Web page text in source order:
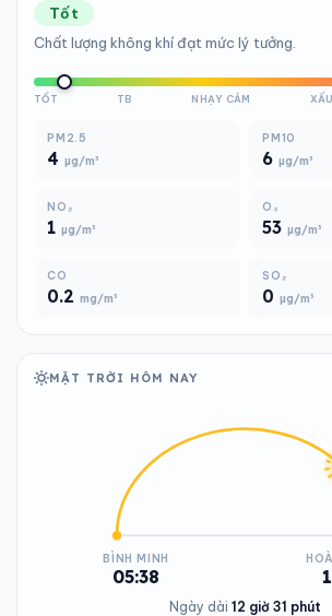
Tốt
Chất lượng không khí đạt mức lý tưởng.
TỐT TB NHẠY CẢM XẤU
PM2.5
4 µg/m³
PM10
6 µg/m³
NO₂
1 µg/m³
O₃
53 µg/m³
CO
0.2 mg/m³
SO₂
0 µg/m³
MẶT TRỜI HÔM NAY
BÌNH MINH
05:38
Ngày dài 12 giờ 31 phút